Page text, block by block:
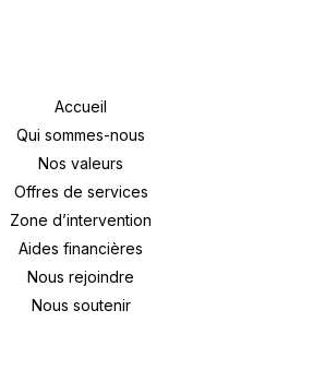
Accueil
Qui sommes-nous
Nos valeurs
Offres de services
Zone d’intervention
Aides financières
Nous rejoindre
Nous soutenir